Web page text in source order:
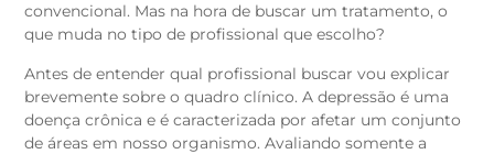
convencional. Mas na hora de buscar um tratamento, o
que muda no tipo de profissional que escolho?
Antes de entender qual profissional buscar vou explicar
brevemente sobre o quadro clínico. A depressão é uma
doença crônica e é caracterizada por afetar um conjunto
de áreas em nosso organismo. Avaliando somente a